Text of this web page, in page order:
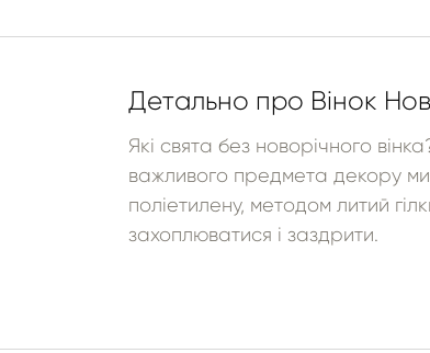
Детально про Вінок
Які свята без новорічного
важливого предмета декору ми
поліетилену, методом литий
захоплюватися і заздрити.